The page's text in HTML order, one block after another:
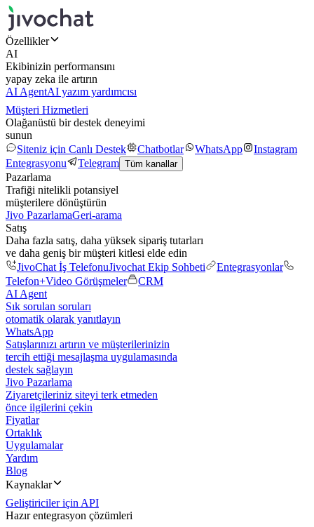
Özellikler
AI
Ekibinizin performansını
yapay zeka ile artırın
AI AgentAI yazım yardımcısı
Müşteri Hizmetleri
Olağanüstü bir destek deneyimi
sunun
Siteniz için Canlı Destek
Chatbotlar WhatsApp
Instagram
Entegrasyonu
Telegram Tüm kanallar
Pazarlama
Trafiği nitelikli potansiyel
müşterilere dönüştürün
Jivo PazarlamaGeri-arama
Satış
Daha fazla satış, daha yüksek sipariş tutarları
ve daha geniş bir müşteri kitlesi elde edin
JivoChat İş TelefonuJivochat Ekip Sohbeti
Entegrasyonlar
Telefon+Video Görüşmeler
CRM
AI Agent
Sık sorulan soruları
otomatik olarak yanıtlayın
WhatsApp
Satışlarınızı artırın ve müşterilerinizin
tercih ettiği mesajlaşma uygulamasında
destek sağlayın
Jivo Pazarlama
Ziyaretçileriniz siteyi terk etmeden
önce ilgilerini çekin
Fiyatlar
Ortaklık
Uygulamalar
Yardım
Blog
Kaynaklar
Geliştiriciler için API
Hazır entegrasyon çözümleri